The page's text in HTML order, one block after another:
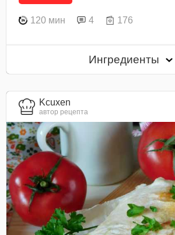
120 мин 4 176
Ингредиенты
Kcuxen
автор рецепта